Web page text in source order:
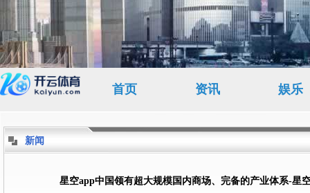
首页 资讯 娱乐
新闻
星空app中国领有超大规模国内商场、完备的产业体系-星